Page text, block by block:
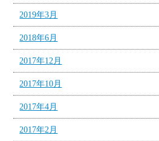
2019年3月
2018年6月
2017年12月
2017年10月
2017年4月
2017年2月